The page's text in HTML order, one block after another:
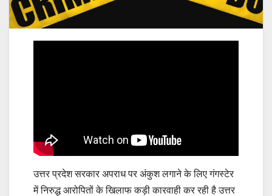
उत्तर प्रदेश सरकार अपराध पर अंकुश लगाने के लिए गंगस्टेर
में निरुद्ध आरोपितों के खिलाफ कड़ी कारवाही कर रही है उत्तर